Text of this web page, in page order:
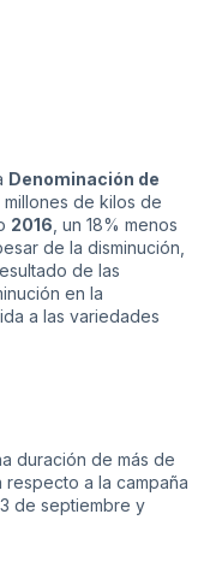
Denominación de
de kilos de
2016 , un 18% menos
de la disminución,
de las
en la
a las variedades
duración de más de
respecto a la campaña
de septiembre y